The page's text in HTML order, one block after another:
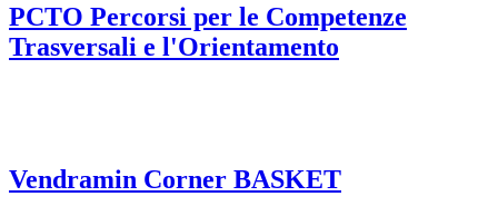
PCTO Percorsi per le Competenze
Trasversali e l'Orientamento
Vendramin Corner BASKET